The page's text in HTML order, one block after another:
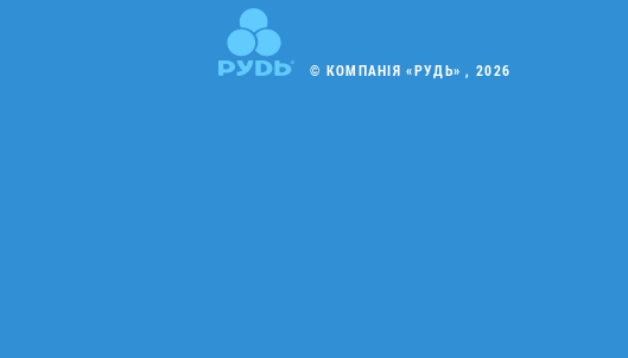
© КОМПАНІЯ «РУДЬ» , 2026